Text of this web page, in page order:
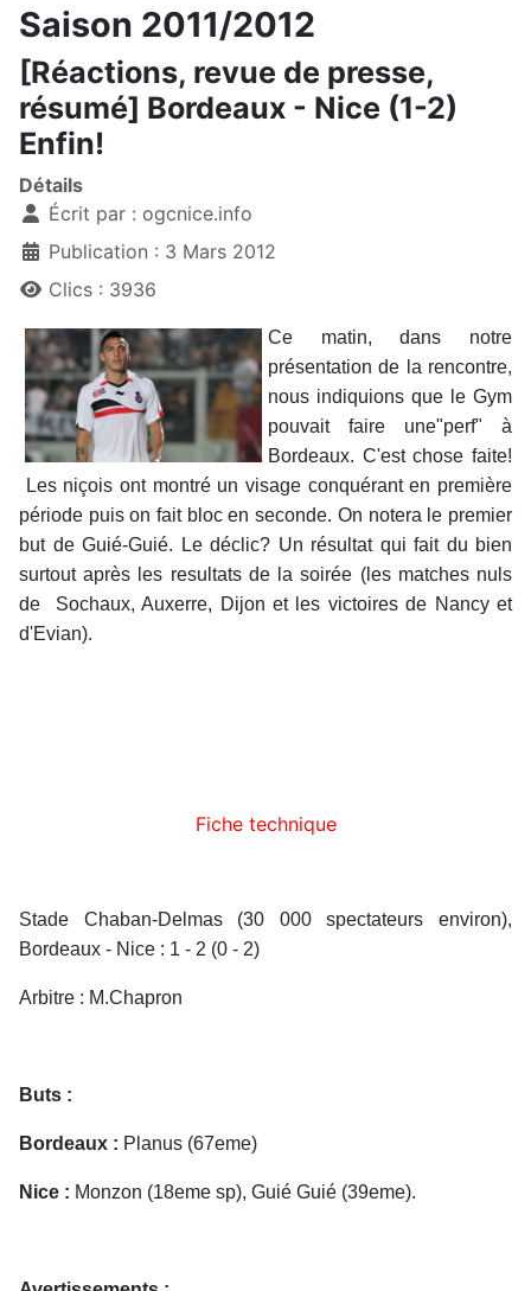
Saison 2011/2012
[Réactions, revue de presse,
résumé] Bordeaux - Nice (1-2)
Enfin!
Détails
Écrit par : ogcnice.info
Publication : 3 Mars 2012
Clics : 3936
Ce matin, dans notre
présentation de la rencontre,
nous indiquions que le Gym
pouvait faire une"perf" à
Bordeaux. C'est chose faite!
Les niçois ont montré un visage conquérant en première
période puis on fait bloc en seconde. On notera le premier
but de Guié-Guié. Le déclic? Un résultat qui fait du bien
surtout après les resultats de la soirée (les matches nuls
de Sochaux, Auxerre, Dijon et les victoires de Nancy et
d'Evian).
Fiche technique
Stade Chaban-Delmas (30 000 spectateurs environ),
Bordeaux - Nice : 1 - 2 (0 - 2)
Arbitre : M.Chapron
Buts :
Bordeaux : Planus (67eme)
Nice : Monzon (18eme sp), Guié Guié (39eme).